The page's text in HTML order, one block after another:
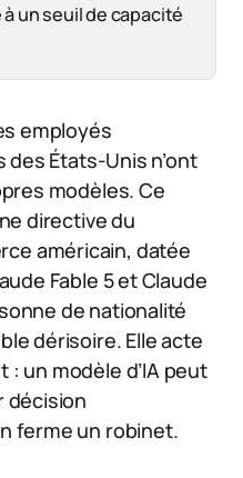
un seuil de capacité
employés
des États-Unis n’ont
modèles. Ce
directive du
américain, datée
Fable 5 et Claude
de nationalité
dérisoire. Elle acte
un modèle d’IA peut
décision
ferme un robinet.